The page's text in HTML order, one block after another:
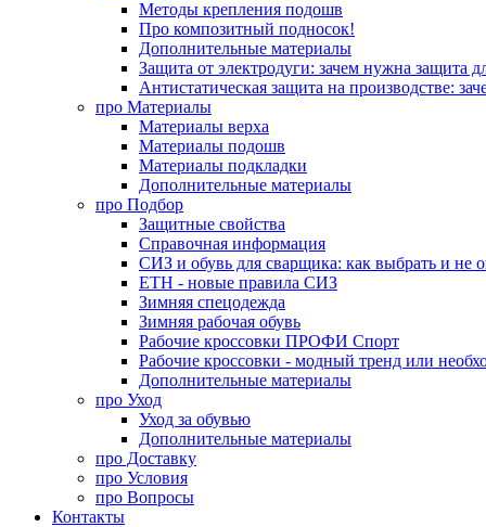
Методы крепления подошв
Про композитный подносок!
Дополнительные материалы
Защита от электродуги: зачем нужна защита
Антистатическая защита на производстве:
про Материалы
Материалы верха
Материалы подошв
Материалы подкладки
Дополнительные материалы
про Подбор
Защитные свойства
Справочная информация
СИЗ и обувь для сварщика: как выбрать и не
ЕТН - новые правила СИЗ
Зимняя спецодежда
Зимняя рабочая обувь
Рабочие кроссовки ПРОФИ Спорт
Рабочие кроссовки - модный тренд или
Дополнительные материалы
про Уход
Уход за обувью
Дополнительные материалы
про Доставку
про Условия
про Вопросы
Контакты